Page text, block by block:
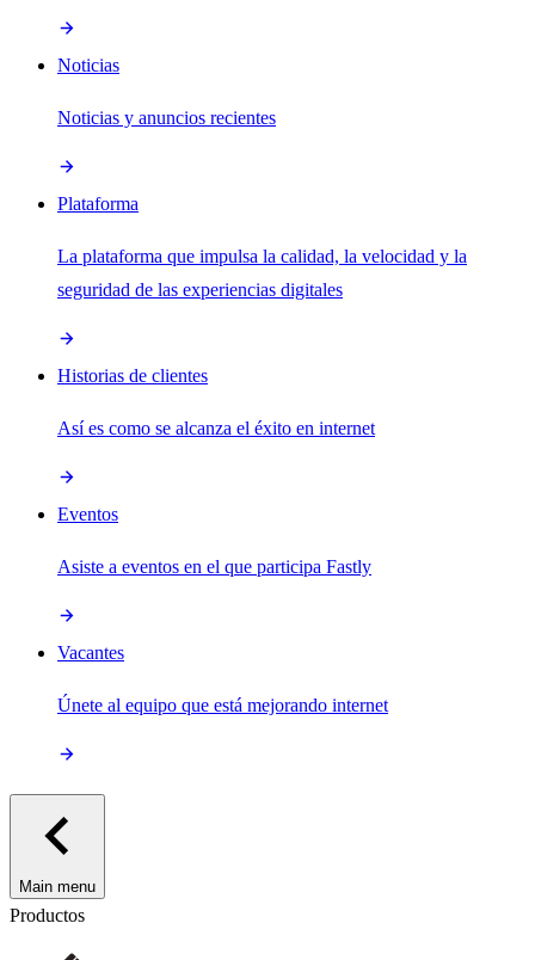
Noticias
Noticias y anuncios recientes
Plataforma
La plataforma que impulsa la calidad, la velocidad y la
seguridad de las experiencias digitales
Historias de clientes
Así es como se alcanza el éxito en internet
Eventos
Asiste a eventos en el que participa Fastly
Vacantes
Únete al equipo que está mejorando internet
Main menu
Productos